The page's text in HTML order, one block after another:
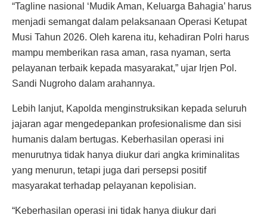
“Tagline nasional ‘Mudik Aman, Keluarga Bahagia’ harus
menjadi semangat dalam pelaksanaan Operasi Ketupat
Musi Tahun 2026. Oleh karena itu, kehadiran Polri harus
mampu memberikan rasa aman, rasa nyaman, serta
pelayanan terbaik kepada masyarakat,” ujar Irjen Pol.
Sandi Nugroho dalam arahannya.
Lebih lanjut, Kapolda menginstruksikan kepada seluruh
jajaran agar mengedepankan profesionalisme dan sisi
humanis dalam bertugas. Keberhasilan operasi ini
menurutnya tidak hanya diukur dari angka kriminalitas
yang menurun, tetapi juga dari persepsi positif
masyarakat terhadap pelayanan kepolisian.
“Keberhasilan operasi ini tidak hanya diukur dari